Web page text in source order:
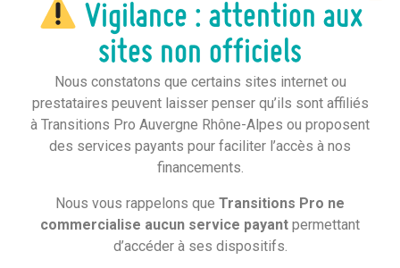
EN BREF
Crises sanitaires et crise covid accélèrent une
tendance de consommation déjà bien ancrée ; celle
Vigilance : attention aux
sites non officiels
Nous constatons que certains sites internet ou
prestataires peuvent laisser penser qu’ils sont affiliés
à Transitions Pro Auvergne Rhône-Alpes ou proposent
des services payants pour faciliter l’accès à nos
financements.
Nous vous rappelons que Transitions Pro ne
commercialise aucun service payant permettant
d’accéder à ses dispositifs.